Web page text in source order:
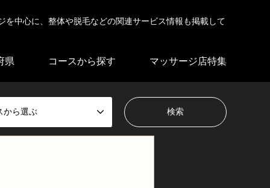
中心に、整体や脱毛などの関連サービス情報も掲載して
県 コースから探す マッサージ店特集
から選ぶ